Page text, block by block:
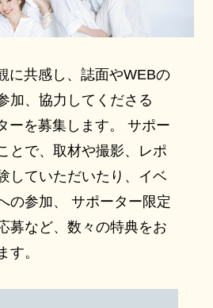
に共感し、誌面やWEBの
加、協力してくださる
ーを募集します。 サポー
とで、取材や撮影、レポ
していただいたり、イベ
の参加、 サポーター限定
募など、数々の特典をお
す。